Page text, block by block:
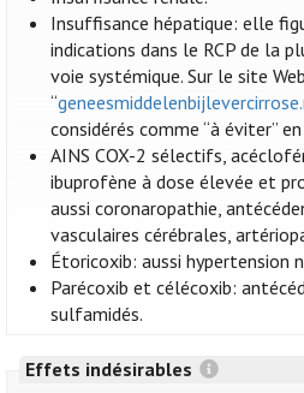
Insuffisance hépatique: elle
indications dans le RCP de la
voie systémique. Sur le site Web
“
considérés comme “à éviter”
AINS COX-2 sélectifs,
ibuprofène à dose élevée et
aussi coronaropathie,
vasculaires cérébrales,
Étoricoxib: aussi hypertension
Parécoxib et célécoxib:
sulfamidés.
Effets indésirables